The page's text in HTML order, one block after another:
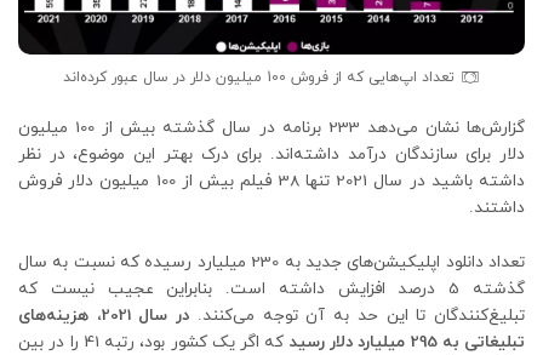
تعداد اپ‌هایی که از فروش 100 میلیون دلار در سال عبور کرده‌اند
گزارش‌ها نشان می‌دهد 233 برنامه در سال گذشته بیش از 100 میلیون
دلار برای سازندگان درآمد داشته‌اند. برای درک بهتر این موضوع، در نظر
داشته باشید در سال 2021 تنها 38 فیلم بیش از 100 میلیون دلار فروش
داشتند.
تعداد دانلود اپلیکیشن‌های جدید به 230 میلیارد رسیده که نسبت به سال
گذشته 5 درصد افزایش داشته است. بنابراین عجیب نیست که
تبلیغ‌کنندگان تا این حد به آن توجه می‌کنند.
در سال 2021، هزینه‌های
تبلیغاتی به 295 میلیارد دلار رسید
که اگر یک کشور بود، رتبه 41 را در بین